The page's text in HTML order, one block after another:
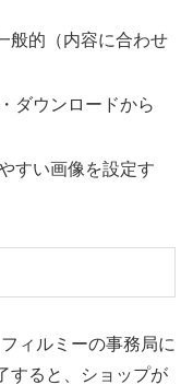
般的（内容に合わせ
ダウンロードから
すい画像を設定す
ィルミーの事務局に
すると、ショップが